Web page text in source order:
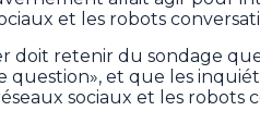
et les robots
doit retenir du sondage
question», et que les
sociaux et les robots